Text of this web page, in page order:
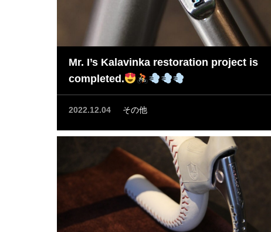
Mr. I’s Kalavinka restoration project is
completed.
2022.12.04 その他